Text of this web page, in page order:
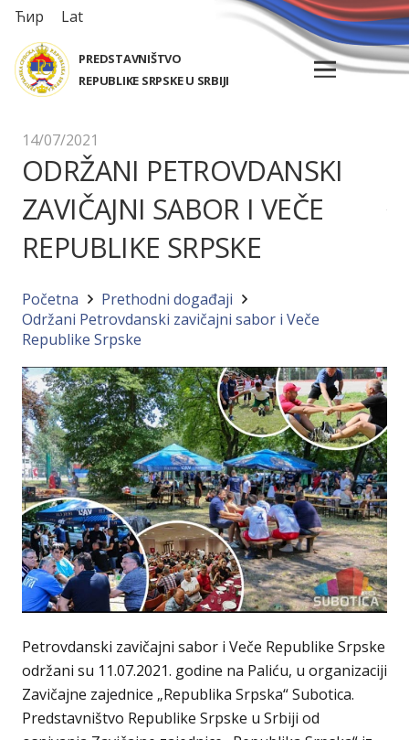
Ћир Lat
PREDSTAVNIŠTVO
REPUBLIKE SRPSKE U SRBIJI
14/07/2021
ODRŽANI PETROVDANSKI
ZAVIČAJNI SABOR I VEČE
REPUBLIKE SRPSKE
Početna
Prethodni događaji
Održani Petrovdanski zavičajni sabor i Veče
Republike Srpske
Petrovdanski zavičajni sabor i Veče Republike Srpske
održani su 11.07.2021. godine na Paliću, u organizaciji
Zavičajne zajednice „Republika Srpska“ Subotica.
Predstavništvo Republike Srpske u Srbiji od